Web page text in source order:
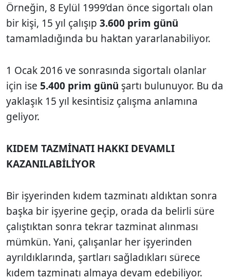
Örneğin, 8 Eylül 1999’dan önce sigortalı olan
bir kişi, 15 yıl çalışıp 3.600 prim günü
tamamladığında bu haktan yararlanabiliyor.
1 Ocak 2016 ve sonrasında sigortalı olanlar
için ise 5.400 prim günü şartı bulunuyor. Bu da
yaklaşık 15 yıl kesintisiz çalışma anlamına
geliyor.
KIDEM TAZMİNATI HAKKI DEVAMLI
KAZANILABİLİYOR
Bir işyerinden kıdem tazminatı aldıktan sonra
başka bir işyerine geçip, orada da belirli süre
çalıştıktan sonra tekrar tazminat alınması
mümkün. Yani, çalışanlar her işyerinden
ayrıldıklarında, şartları sağladıkları sürece
kıdem tazminatı almaya devam edebiliyor.